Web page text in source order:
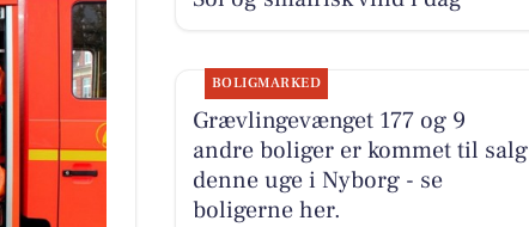
BOLIGMARKED
Grævlingevænget 177 og 9
andre boliger er kommet til salg
denne uge i Nyborg - se
boligerne her.